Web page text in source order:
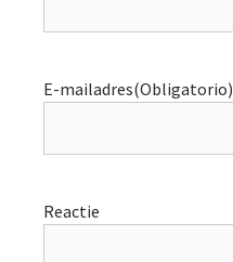
E-mailadres(Obligatorio)
Reactie